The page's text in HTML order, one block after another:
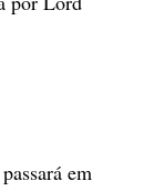
em